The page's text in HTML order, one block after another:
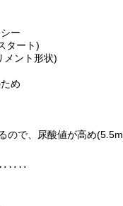
ー
タート)
メント形状)
め
ので、尿酸値が高め